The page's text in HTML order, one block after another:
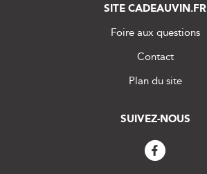
SITE CADEAUVIN.FR
Foire aux questions
Contact
Plan du site
SUIVEZ-NOUS